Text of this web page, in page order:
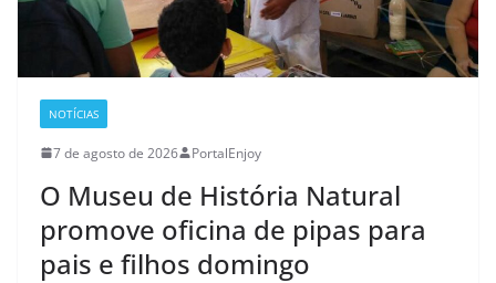
NOTÍCIAS
7 de agosto de 2026 PortalEnjoy
O Museu de História Natural
promove oficina de pipas para
pais e filhos domingo